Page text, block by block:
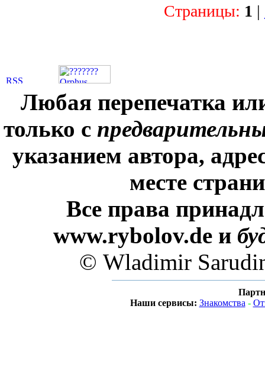
Страницы: 1 |
Любая перепечатка
только с
указанием автора,
месте
Все права
www.rybolov.de и
© Wladimir
Наши сервисы: Знакомства -